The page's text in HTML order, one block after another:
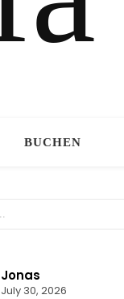
BUCHEN
Jonas
July 30, 2026